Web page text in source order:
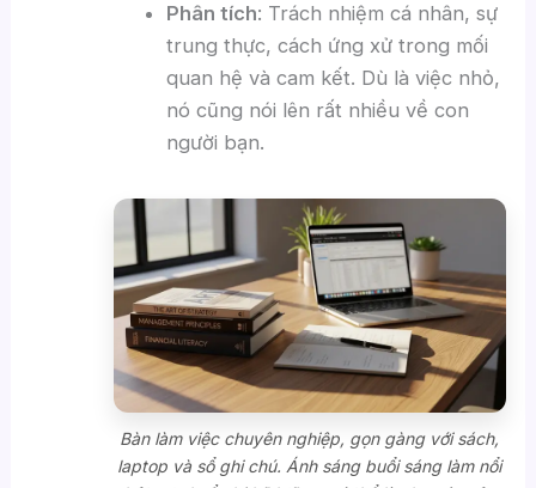
Phân tích: Trách nhiệm cá nhân, sự
trung thực, cách ứng xử trong mối
quan hệ và cam kết. Dù là việc nhỏ,
nó cũng nói lên rất nhiều về con
người bạn.
Bàn làm việc chuyên nghiệp, gọn gàng với sách,
laptop và sổ ghi chú. Ánh sáng buổi sáng làm nổi